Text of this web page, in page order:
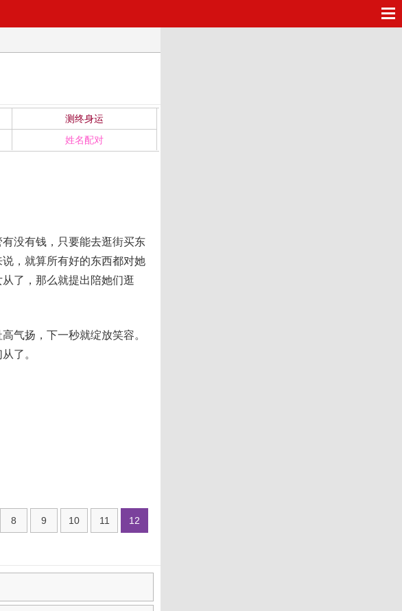
测终身运
姓名配对
没有钱，只要能去逛街买东
，就算所有好的东西都对她
了，那么就提出陪她们逛
扬，下一秒就绽放笑容。
了。
8 9 10 11 12